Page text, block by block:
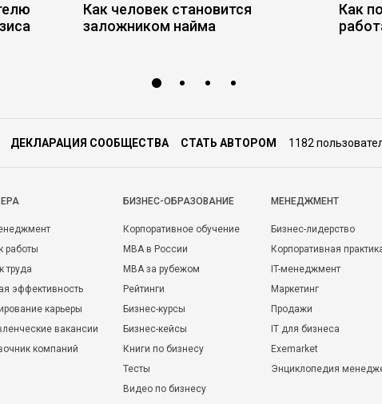
Как человек становится
заложником найма
Как
ДЕКЛАРАЦИЯ СООБЩЕСТВА СТАТЬ АВТОРОМ 1182
работы
труда
эффективность
карьеры
вакансии
компаний
БИЗНЕС-ОБРАЗОВАНИЕ
Корпоративное обучение
MBA в России
MBA за рубежом
Рейтинги
Бизнес-курсы
Бизнес-кейсы
Книги по бизнесу
Тесты
Видео по бизнесу
МЕНЕДЖМЕНТ
Бизнес-лидерство
Корпоративная
IT-менеджмент
Маркетинг
Продажи
IT для бизнеса
Exemarket
Энциклопедия